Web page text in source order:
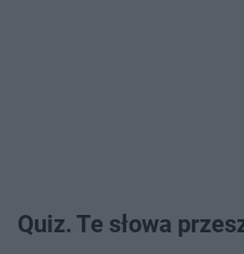
Quiz. Te słowa